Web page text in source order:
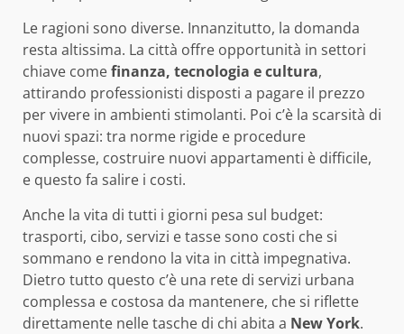
Le ragioni sono diverse. Innanzitutto, la domanda
resta altissima. La città offre opportunità in settori
chiave comefinanza, tecnologia e cultura,
attirando professionisti disposti a pagare il prezzo
per vivere in ambienti stimolanti. Poi c’è la scarsità di
nuovi spazi: tra norme rigide e procedure
complesse, costruire nuovi appartamenti è difficile,
e questo fa salire i costi.
Anche la vita di tutti i giorni pesa sul budget:
trasporti, cibo, servizi e tasse sono costi che si
sommano e rendono la vita in città impegnativa.
Dietro tutto questo c’è una rete di servizi urbana
complessa e costosa da mantenere, che si riflette
direttamente nelle tasche di chi abita a New York.